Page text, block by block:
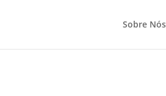
Sobre Nós